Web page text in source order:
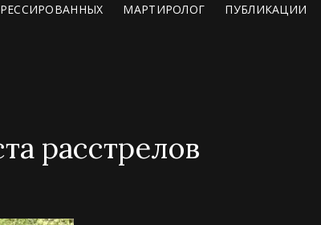
МАРТИРОЛОГ ПУБЛИКАЦИИ
расстрелов